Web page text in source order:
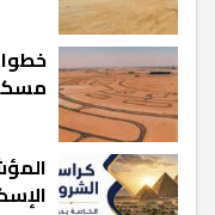
مسكن 7 في